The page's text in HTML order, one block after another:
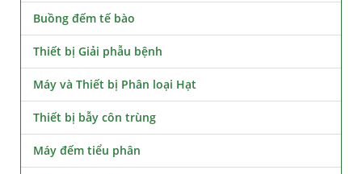
Buồng đếm tế bào
Thiết bị Giải phẫu bệnh
Máy và Thiết bị Phân loại Hạt
Thiết bị bẫy côn trùng
Máy đếm tiểu phân